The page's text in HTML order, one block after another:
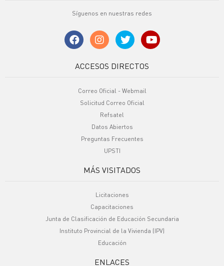
Síguenos en nuestras redes
ACCESOS DIRECTOS
Correo Oficial - Webmail
Solicitud Correo Oficial
Refsatel
Datos Abiertos
Preguntas Frecuentes
UPSTI
MÁS VISITADOS
Licitaciones
Capacitaciones
Junta de Clasificación de Educación Secundaria
Instituto Provincial de la Vivienda (IPV)
Educación
ENLACES